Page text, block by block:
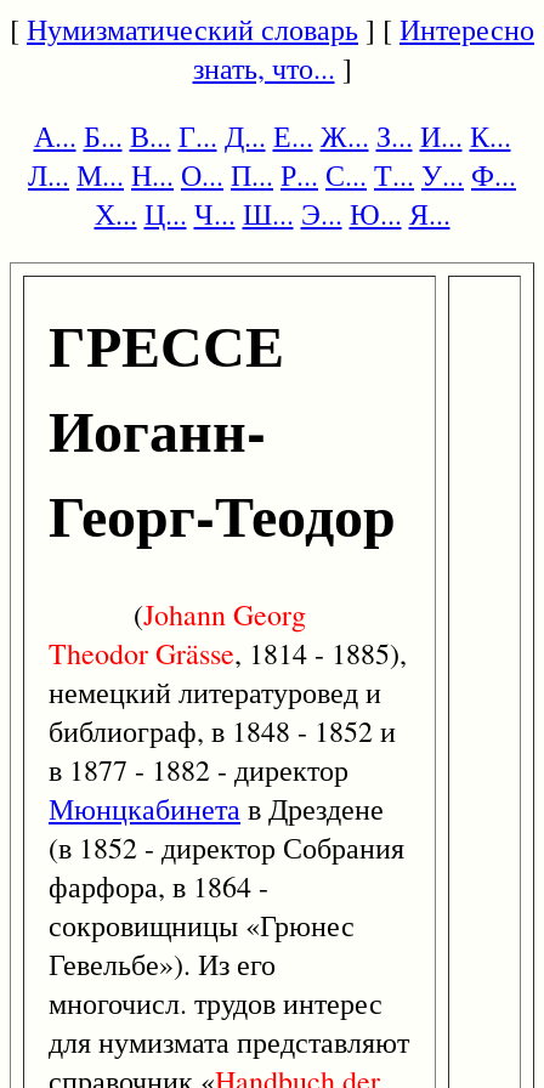
[Нумизматический словарь] [Интересно
знать, что... ]
А... Б... В... Г... Д... Е... Ж... З... И... К...
Л... М... Н... О... П... Р... С... Т... У... Ф...
Х... Ц... Ч... Ш... Э... Ю... Я...
ГРЕССЕ
Иоганн-
Георг-Теодор
(JohannGeorg
TheodorGrässe, 1814 - 1885),
немецкий литературовед и
библиограф, в 1848 - 1852 и
в 1877 - 1882 - директор
Мюнцкабинетав Дрездене
(в 1852 - директор Собрания
фарфора, в 1864 -
сокровищницы «Грюнес
Гевельбе»). Из его
многочисл. трудов интерес
для нумизмата представляют